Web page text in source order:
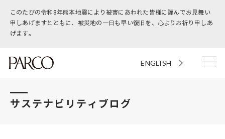
このたびの令和8年熊本地震により被害にあわれた皆様に謹んでお見舞い
申しあげますとともに、被災地の一日も早い復旧を、心よりお祈り申しあ
げます。
ENGLISH
サステナビリティブログ